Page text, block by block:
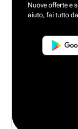
Nuove offerte e
aiuto, fai tutto